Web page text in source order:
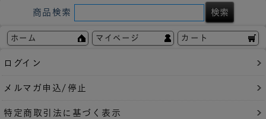
商品検索
ホーム マイページ カート
ログイン
メルマガ申込/停止
特定商取引法に基づく表示